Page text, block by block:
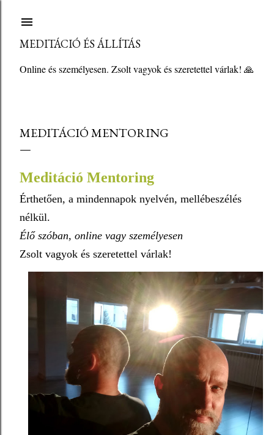
MEDITÁCIÓ ÉS ÁLLÍTÁS
Online és személyesen. Zsolt vagyok és szeretettel várlak! 🙏
MEDITÁCIÓ MENTORING
Meditáció Mentoring
Érthetően, a mindennapok nyelvén, mellébeszélés
nélkül.
Élő szóban, online vagy személyesen
Zsolt vagyok és szeretettel várlak!